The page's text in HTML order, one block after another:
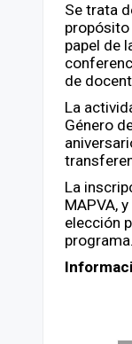
Se trata
propósito
papel de
de
La
Género
La
MAPVA,
elección
programa.